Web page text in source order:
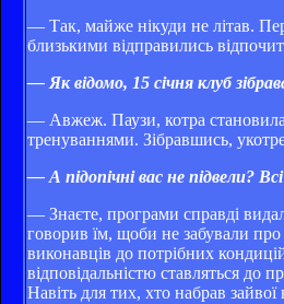
— Так, майже нікуди не літав.
близькими відправились
— Як відомо, 15 січня клуб
— Авжеж. Паузи, котра
тренуваннями. Зібравшись,
— А підопічні вас не підвели?
— Знаєте, програми справді
говорив їм, щоби не забували
виконавців до потрібних
відповідальністю ставляться
Навіть для тих, хто набрав зайвої